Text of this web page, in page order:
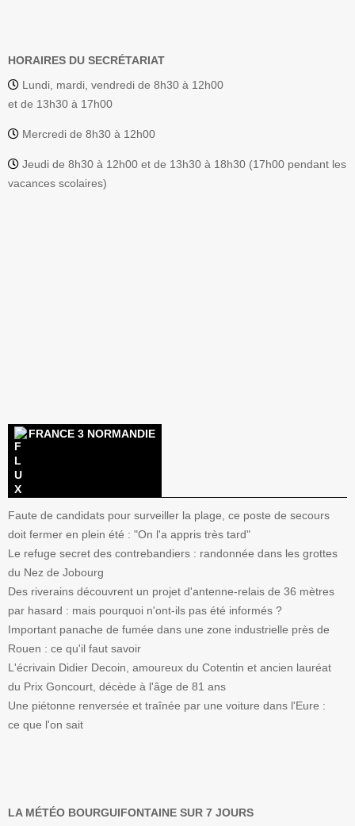
HORAIRES DU SECRÉTARIAT
Lundi, mardi, vendredi de 8h30 à 12h00
et de 13h30 à 17h00
Mercredi de 8h30 à 12h00
Jeudi de 8h30 à 12h00 et de 13h30 à 18h30 (17h00 pendant les
vacances scolaires)
FRANCE 3 NORMANDIE
Faute de candidats pour surveiller la plage, ce poste de secours
doit fermer en plein été : "On l'a appris très tard"
Le refuge secret des contrebandiers : randonnée dans les grottes
du Nez de Jobourg
Des riverains découvrent un projet d'antenne-relais de 36 mètres
par hasard : mais pourquoi n'ont-ils pas été informés ?
Important panache de fumée dans une zone industrielle près de
Rouen : ce qu'il faut savoir
L'écrivain Didier Decoin, amoureux du Cotentin et ancien lauréat
du Prix Goncourt, décède à l'âge de 81 ans
Une piétonne renversée et traînée par une voiture dans l'Eure :
ce que l'on sait
LA MÉTÉO BOURGUIFONTAINE SUR 7 JOURS